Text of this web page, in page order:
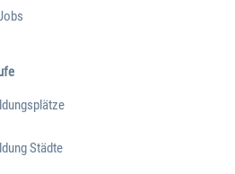
Städte